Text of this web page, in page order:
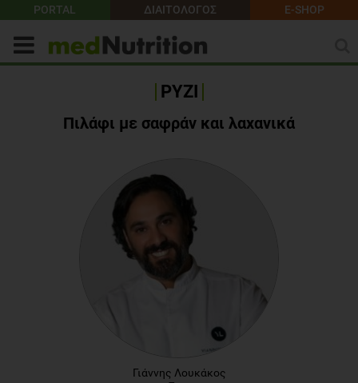
PORTAL ΔΙΑΙΤΟΛΟΓΟΣ E-SHOP
ΡΥΖΙ
Πιλάφι με σαφράν και λαχανικά
Γιάννης Λουκάκος